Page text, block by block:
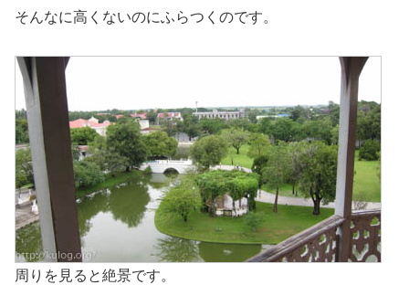
そんなに高くないのにふらつくのです。
周りを見ると絶景です。